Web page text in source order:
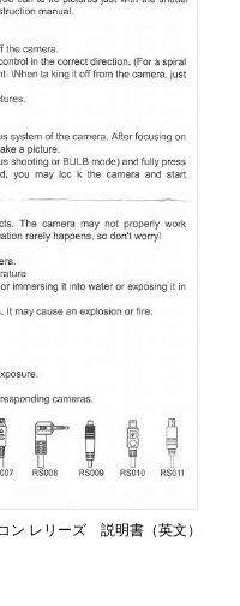
ン レリーズ 説明書（英文）